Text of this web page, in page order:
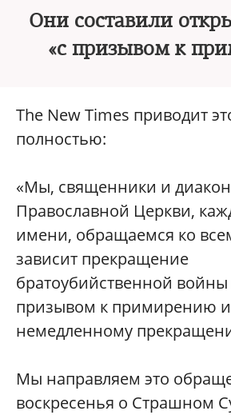
Они составили
«с призывом к
The New Times приводит
полностью:
«Мы, священники и
Православной Церкви,
имени, обращаемся ко
зависит прекращение
братоубийственной войны
призывом к примирению и
немедленному
Мы направляем это
воскресенья о Страшном